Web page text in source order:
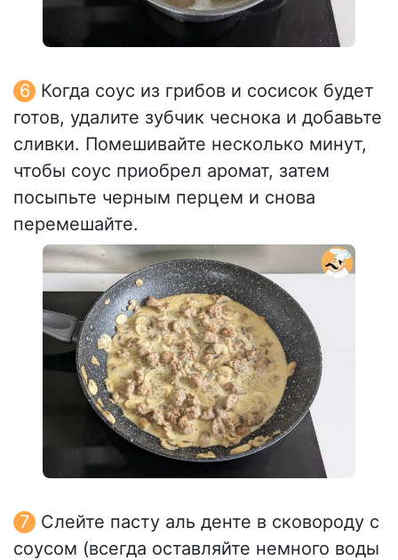
Когда соус из грибов и сосисок будет
готов, удалите зубчик чеснока и добавьте
сливки. Помешивайте несколько минут,
чтобы соус приобрел аромат, затем
посыпьте черным перцем и снова
перемешайте.
Слейте пасту аль денте в сковороду с
соусом (всегда оставляйте немного воды